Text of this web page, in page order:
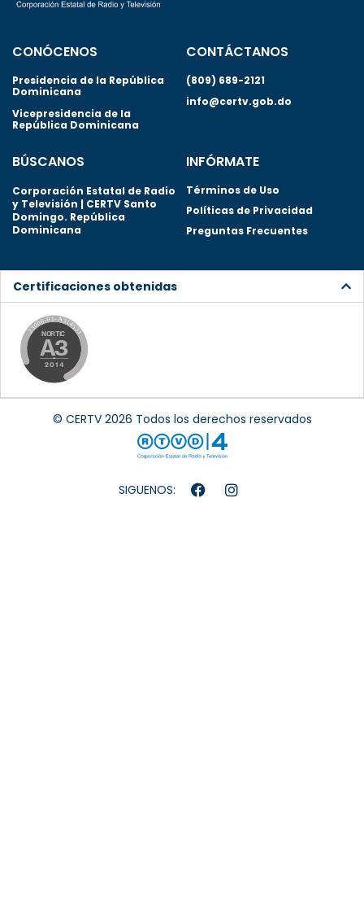
CONÓCENOS
Presidencia de la República
Dominicana
Vicepresidencia de la
República Dominicana
CONTÁCTANOS
(809) 689-2121
info@certv.gob.do
BÚSCANOS
Corporación Estatal de Radio
y Televisión | CERTV Santo
Domingo. República
Dominicana
INFÓRMATE
Términos de Uso
Políticas de Privacidad
Preguntas Frecuentes
Certificaciones obtenidas
© CERTV 2026 Todos los derechos reservados
SIGUENOS: